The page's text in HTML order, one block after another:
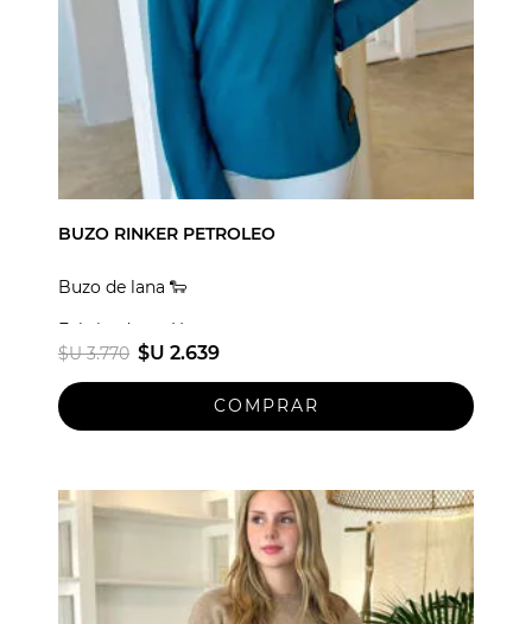
BUZO RINKER PETROLEO
Buzo de lana 🐑
Fabricado en Uruguay
$U 3.770 $U 2.639